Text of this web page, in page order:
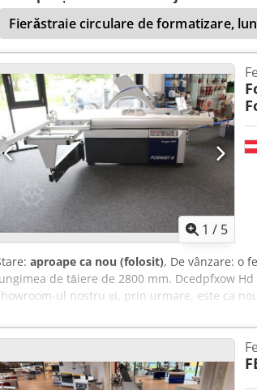
lemn, mobilier, mobilier la comandă, rame
compozite, aluminiu și altele – standard CE.
Fierăstraie circulare de formatizare,
1 / 5
aproape ca nou (folosit), De vânzare: o
de tăiere de 2800 mm. Dcedpfxow
ul nostru și, prin urmare, este ca
de tăiere: 800 mm - Înălțimea de tăiere: 155
înălțime și înclinare - Racord pentru
fabricație: 2023 Mașina se află în A-5431
lucru. Vânzare intermediară rezervată! Info
ferăstrău circular de format, format